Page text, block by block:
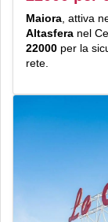
Maiora , attiva
Altasfera nel
22000 per la
rete.